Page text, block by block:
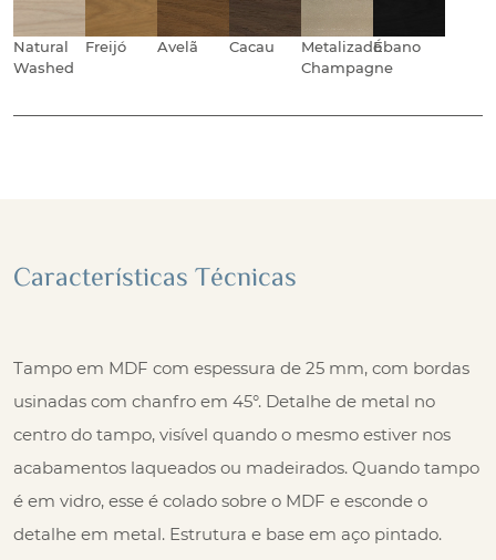
Natural
Washed
Freijó Avelã Cacau
Metalizado
Champagne
Ébano
Características Técnicas
Tampo em MDF com espessura de 25 mm, com bordas
usinadas com chanfro em 45°. Detalhe de metal no
centro do tampo, visível quando o mesmo estiver nos
acabamentos laqueados ou madeirados. Quando tampo
é em vidro, esse é colado sobre o MDF e esconde o
detalhe em metal. Estrutura e base em aço pintado.